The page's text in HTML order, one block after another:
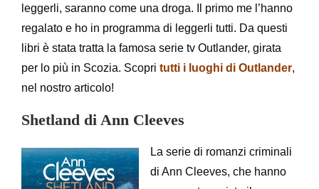
leggerli, saranno come una droga. Il primo me l’hanno
regalato e ho in programma di leggerli tutti. Da questi
libri è stata tratta la famosa serie tv Outlander, girata
per lo più in Scozia. Scopri tutti i luoghi di Outlander,
nel nostro articolo!
Shetland di Ann Cleeves
La serie di romanzi criminali
di Ann Cleeves, che hanno